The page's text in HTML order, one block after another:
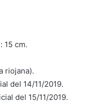
15 cm.
riojana).
del 14/11/2019.
del 15/11/2019.